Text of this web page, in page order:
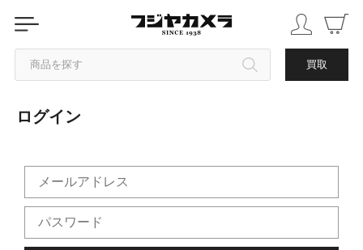
商品を探す 買取
カテゴリから探す
中古品を探す
ログイン